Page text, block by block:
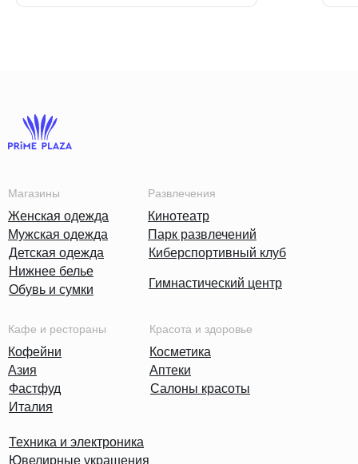
Магазины
Женская одежда
Мужская одежда
Детская одежда
Нижнее белье
Развлечения
Кинотеатр
Парк развлечений
Киберспортивный клуб
Гимнастический центр
Кафе и рестораны
Кофейни
Фастфуд
Италия
Азия
Красота и здоровье
Косметика
Аптеки
Салоны красоты
Техника и электроника
Ювелирные украшения
Обувь и сумки